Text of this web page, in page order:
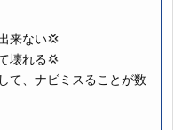
来ない💢
壊れる💢
て、ナビミスることが数